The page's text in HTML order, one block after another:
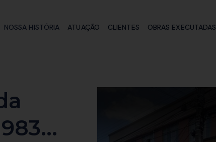
NOSSA HISTÓRIA ATUAÇÃO CLIENTES OBRAS EXECUTADAS